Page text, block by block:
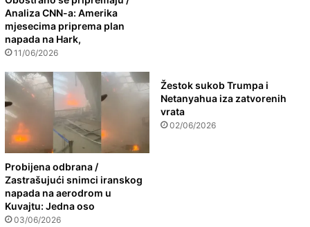
Analiza CNN-a: Amerika
mjesecima priprema plan
napada na Hark,
11/06/2026
Probijena odbrana /
Zastrašujući snimci iranskog
napada na aerodrom u
Kuvajtu: Jedna oso
03/06/2026
Žestok sukob Trumpa i
Netanyahua iza zatvorenih
vrata
02/06/2026